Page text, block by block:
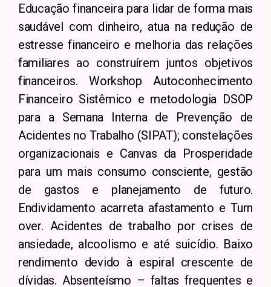
Educação financeira para lidar de forma mais
saudável com dinheiro, atua na redução de
estresse financeiro e melhoria das relações
familiares ao construírem juntos objetivos
financeiros. Workshop Autoconhecimento
Financeiro Sistêmico e metodologia DSOP
para a Semana Interna de Prevenção de
Acidentes no Trabalho (SIPAT); constelações
organizacionais e Canvas da Prosperidade
para um mais consumo consciente, gestão
de gastos e planejamento de futuro.
Endividamento acarreta afastamento e Turn
over. Acidentes de trabalho por crises de
ansiedade, alcoolismo e até suicídio. Baixo
rendimento devido à espiral crescente de
dívidas. Absenteísmo – faltas frequentes e